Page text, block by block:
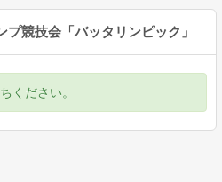
競技会「バッタリンピック」
ください。